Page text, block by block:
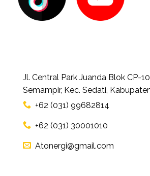
Jl. Central Park Juanda Blok CP-
Semampir, Kec. Sedati,
+62 (031) 99682814
+62 (031) 30001010
Atonergi@gmail.com